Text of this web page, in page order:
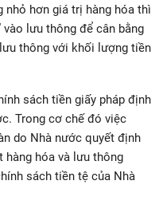
nhỏ hơn giá trị hàng hóa thì
lưu thông để cân bằng
thông với khối lượng tiền
sách tiền giấy pháp định
Trong cơ chế đó việc
do Nhà nước quyết định
hàng hóa và lưu thông
sách tiền tệ của Nhà